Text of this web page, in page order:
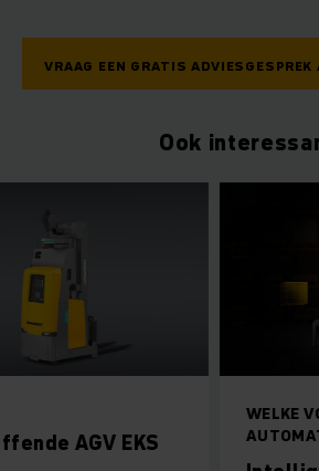
VRAAG EEN GRATIS ADVIESGESPREK
Ook
AGV EKS
WELKE